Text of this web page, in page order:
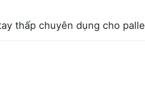
thấp chuyên dụng cho